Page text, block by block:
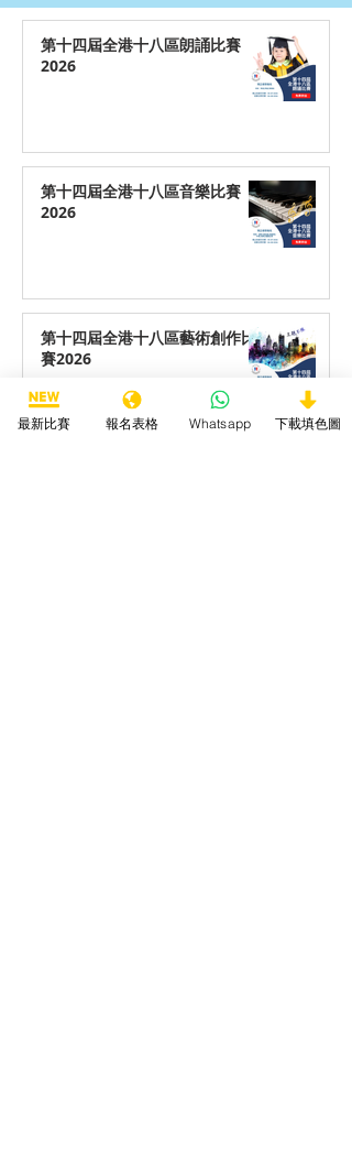
第十四屆全港十八區朗誦比賽
2026
第十四屆全港十八區音樂比賽
2026
第十四屆全港十八區藝術創作比
賽2026
最新比賽 報名表格 Whatsapp 下載填色圖